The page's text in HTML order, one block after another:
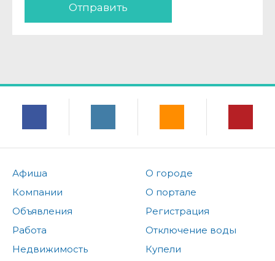
Отправить
Афиша
Компании
Объявления
Работа
Недвижимость
О городе
О портале
Регистрация
Отключение воды
Купели